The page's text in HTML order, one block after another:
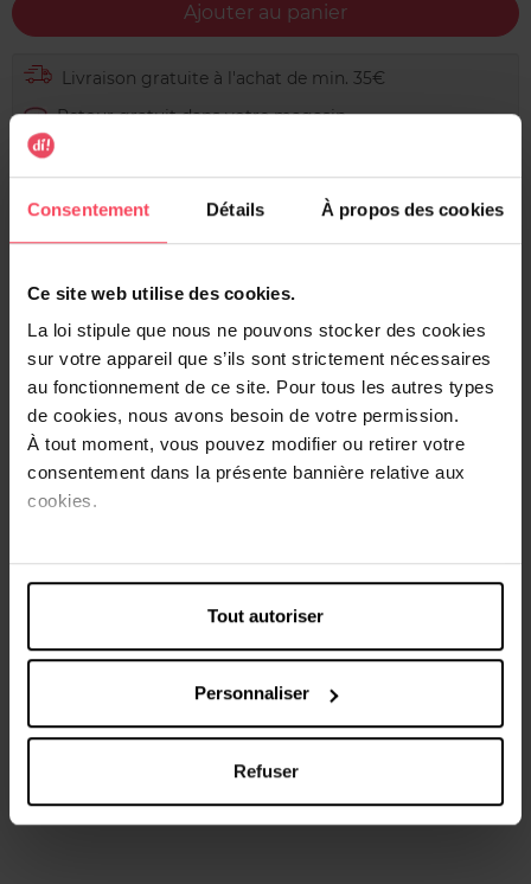
Consentement Détails À propos des cookies
Ce site web utilise des cookies.
La loi stipule que nous ne pouvons stocker des cookies
sur votre appareil que s’ils sont strictement nécessaires
au fonctionnement de ce site. Pour tous les autres types
de cookies, nous avons besoin de votre permission.
À tout moment, vous pouvez modifier ou retirer votre
consentement dans la présente bannière relative aux
cookies.
Tout autoriser
Personnaliser
Refuser
Ajouter au panier
Livraison gratuite à l'achat de min. 35€
Retour gratuit dans votre magasin
Expédition sous 24h
Description
Le Argan Oil Intense Deep Conditioning Treatment est un
soin à utiliser en complément de vos autres produits de la
gamme. Ce soin ultra-réparateur ravive et adoucit les
cheveux secs, abîmés, colorés, ou sur-sollicités. Originaire
du Maroc, l'huile d'Argan est réputée pour ses qualités
réparatrices, hydratantes et adoucissantes sur les
cheveux.
Conseils d'utilisation
Vendu en doses unitaires, il s'applique idéalement une à
et massez en insistant sur les zones abimées ou sèches.
Laissez poser 10 minutes et rincez.
Caractéristiques
Avis client